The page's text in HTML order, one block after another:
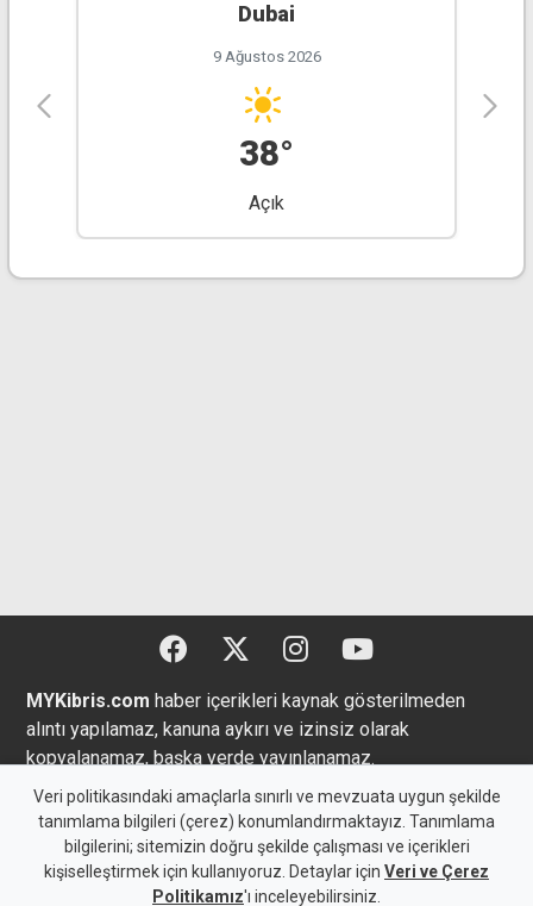
Dubai
9 Ağustos 2026
38°
Açık
MYKibris.com haber içerikleri kaynak gösterilmeden
alıntı yapılamaz, kanuna aykırı ve izinsiz olarak
kopyalanamaz, başka yerde yayınlanamaz.
Copyright 2026 MYK Yayıncılık Limited’e aittir.
Bize Ulaşın
Veri politikasındaki amaçlarla sınırlı ve mevzuata uygun şekilde
tanımlama bilgileri (çerez) konumlandırmaktayız. Tanımlama
bilgilerini; sitemizin doğru şekilde çalışması ve içerikleri
kişiselleştirmek için kullanıyoruz. Detaylar için Veri ve Çerez
Politikamız'ı inceleyebilirsiniz.